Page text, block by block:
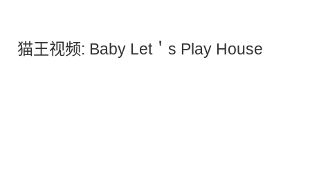
猫王视频: Baby Let＇s Play House